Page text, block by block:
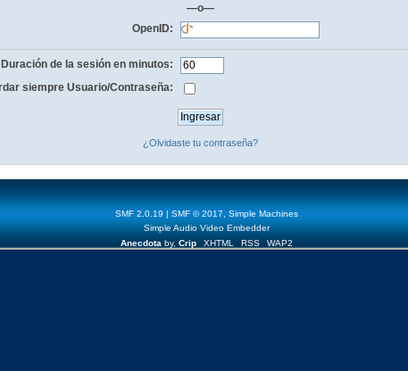
—o—
OpenID:
Duración de la sesión en minutos:
siempre Usuario/Contraseña:
¿Olvidaste tu contraseña?
SMF 2.0.19 | SMF © 2017
Simple Machines
Simple Audio Video Embedder
Anecdota by, Crip XHTML RSS WAP2